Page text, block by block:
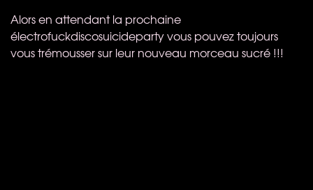
Alors en attendant la prochaine
électrofuckdiscosuicideparty vous pouvez toujours
vous trémousser sur leur nouveau morceau sucré !!!